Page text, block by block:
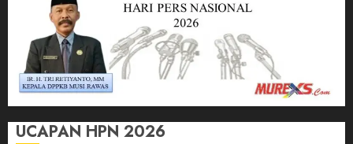
UCAPAN HPN 2026